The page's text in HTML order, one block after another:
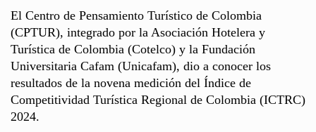
El Centro de Pensamiento Turístico de Colombia
(CPTUR), integrado por la Asociación Hotelera y
Turística de Colombia (Cotelco) y la Fundación
Universitaria Cafam (Unicafam), dio a conocer los
resultados de la novena medición del Índice de
Competitividad Turística Regional de Colombia (ICTRC)
2024.